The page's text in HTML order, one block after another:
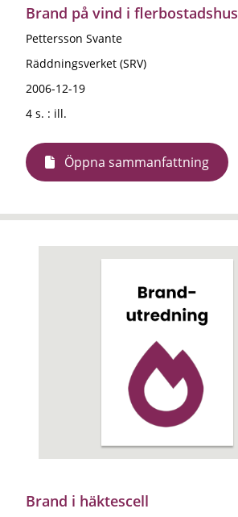
Brand på vind i flerbostadshus
Pettersson Svante
Räddningsverket (SRV)
2006-12-19
4 s. : ill.
Öppna sammanfattning
Brand i häktescell